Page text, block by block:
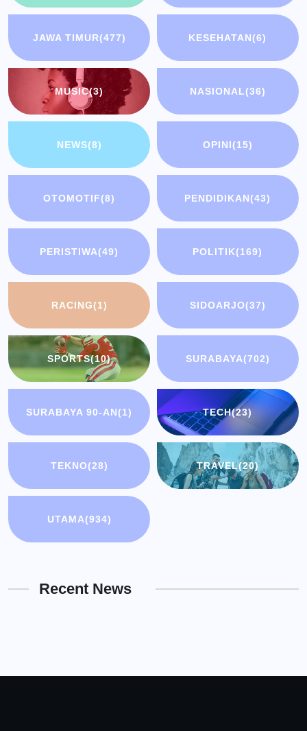
JAWA TIMUR(477) KESEHATAN(6)
MUSIC(3) NASIONAL(36)
NEWS(8) OPINI(15)
OTOMOTIF(8) PENDIDIKAN(43)
PERISTIWA(49) POLITIK(169)
RACING(1) SIDOARJO(37)
SPORTS(10) SURABAYA(702)
SURABAYA 90-AN(1) TECH(23)
TEKNO(28) TRAVEL(20)
UTAMA(934)
Recent News